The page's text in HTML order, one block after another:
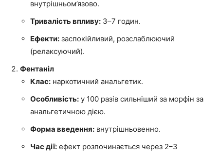
внутрішньом’язово.
Тривалість впливу: 3–7 годин.
Ефекти: заспокійливий, розслаблюючий
(релаксуючий).
Фентаніл
Клас: наркотичний анальгетик.
Особливість: у 100 разів сильніший за морфін за
анальгетичною дією.
Форма введення: внутрішньовенно.
Час дії: ефект розпочинається через 2–3